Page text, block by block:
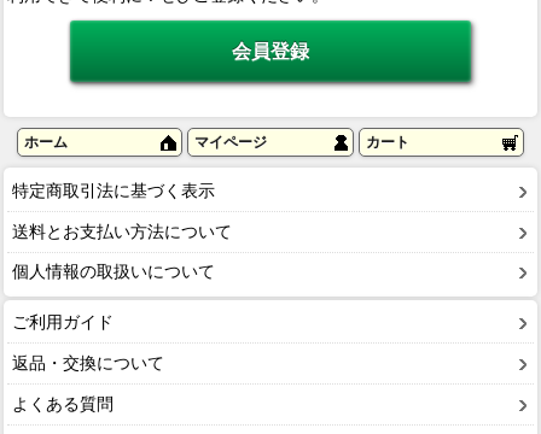
ホーム マイページ カート
特定商取引法に基づく表示
送料とお支払い方法について
個人情報の取扱いについて
ご利用ガイド
返品・交換について
よくある質問